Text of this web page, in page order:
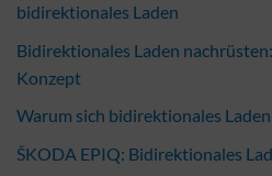
bidirektionales Laden
Bidirektionales Laden
Konzept
Warum sich bidirektionales
ŠKODA EPIQ: Bidirektionales